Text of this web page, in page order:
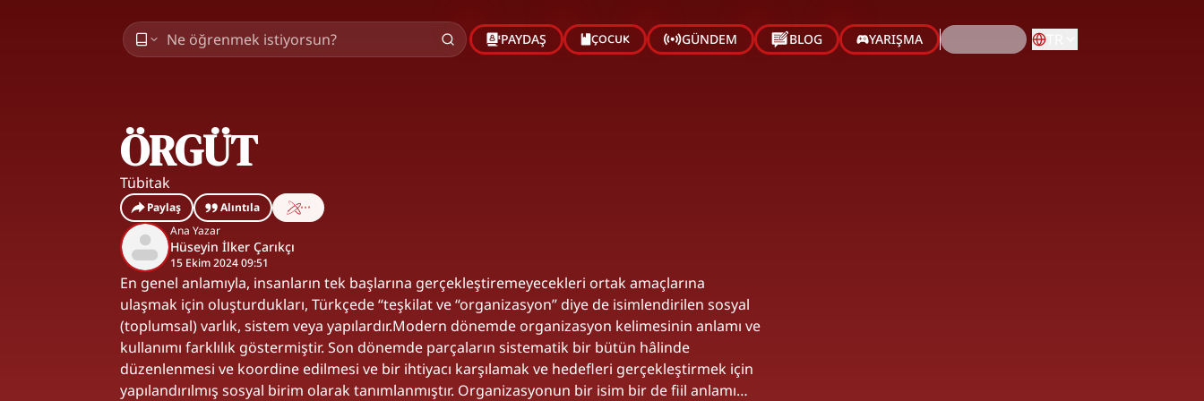
PAYDAŞ ÇOCUK GÜNDEM BLOG YARIŞMA
ÖRGÜT
Tübitak
Paylaş
Alıntıla
Ana Yazar
Hüseyin İlker Çarıkçı
15 Ekim 2024 09:51
En genel anlamıyla, insanların tek başlarına gerçekleştiremeyecekleri ortak amaçlarına
ulaşmak için oluşturdukları, Türkçede “teşkilat ve “organizasyon” diye de isimlendirilen sosyal
(toplumsal) varlık, sistem veya yapılardır.Modern dönemde organizasyon kelimesinin anlamı ve
kullanımı farklılık göstermiştir. Son dönemde parçaların sistematik bir bütün hâlinde
düzenlenmesi ve koordine edilmesi ve bir ihtiyacı karşılamak ve hedefleri gerçekleştirmek için
yapılandırılmış sosyal birim olarak tanımlanmıştır. Organizasyonun bir isim bir de fiil anlamı